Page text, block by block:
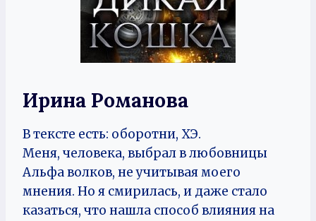
Ирина Романова
В тексте есть: оборотни, ХЭ.
Меня, человека, выбрал в любовницы
Альфа волков, не учитывая моего
мнения. Но я смирилась, и даже стало
казаться, что нашла способ влияния на